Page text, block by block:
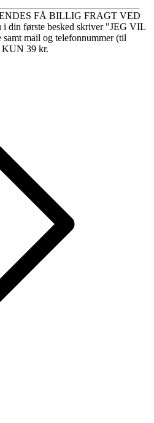
FÅ BILLIG FRAGT VED
første besked skriver "JEG VIL
mail og telefonnummer (til
KUN 39 kr.